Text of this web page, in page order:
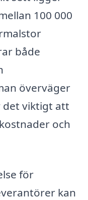
100 000
både
överväger
det viktigt att
och
för
kan